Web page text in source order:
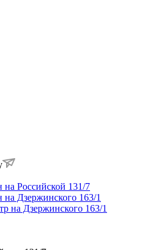
на Российской 131/7
на Дзержинского 163/1
на Дзержинского 163/1